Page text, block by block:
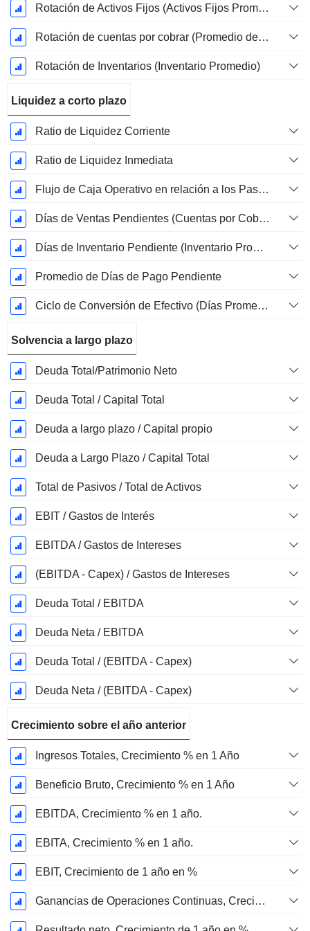
Rotación de Activos Fijos (Activos Fijos Promedio)
Rotación de cuentas por cobrar (Promedio de cuentas por cobrar)
Rotación de Inventarios (Inventario Promedio)
Liquidez a corto plazo
Ratio de Liquidez Corriente
Ratio de Liquidez Inmediata
Flujo de Caja Operativo en relación a los Pasivos Corrientes
Días de Ventas Pendientes (Cuentas por Cobrar Promedio)
Días de Inventario Pendiente (Inventario Promedio)
Promedio de Días de Pago Pendiente
Ciclo de Conversión de Efectivo (Días Promedio)
Solvencia a largo plazo
Deuda Total/Patrimonio Neto
Deuda Total / Capital Total
Deuda a largo plazo / Capital propio
Deuda a Largo Plazo / Capital Total
Total de Pasivos / Total de Activos
EBIT / Gastos de Interés
EBITDA / Gastos de Intereses
(EBITDA - Capex) / Gastos de Intereses
Deuda Total / EBITDA
Deuda Neta / EBITDA
Deuda Total / (EBITDA - Capex)
Deuda Neta / (EBITDA - Capex)
Crecimiento sobre el año anterior
Ingresos Totales, Crecimiento % en 1 Año
Beneficio Bruto, Crecimiento % en 1 Año
EBITDA, Crecimiento % en 1 año.
EBITA, Crecimiento % en 1 año.
EBIT, Crecimiento de 1 año en %
Ganancias de Operaciones Continuas, Crecimiento de 1 Año en %